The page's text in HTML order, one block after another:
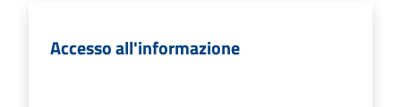
Accesso all'informazione